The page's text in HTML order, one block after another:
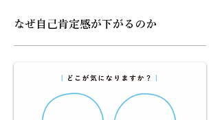
なぜ自己肯定感が下がるのか